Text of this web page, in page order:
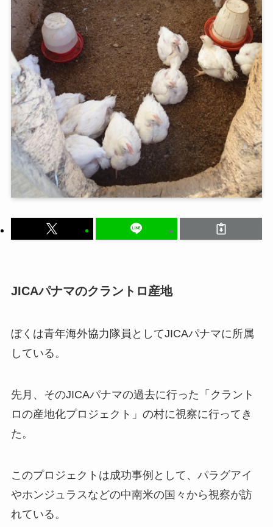
JICAパナマのクラントロ産地
ぼくは青年海外協力隊員としてJICAパナマに所属
している。
先月、そのJICAパナマの過去に行った「クラント
ロの産地化プロジェクト」の村に視察に行ってき
た。
このプロジェクトは成功事例として、パラグアイ
やホンジュラスなどの中南米の国々から視察が訪
れている。